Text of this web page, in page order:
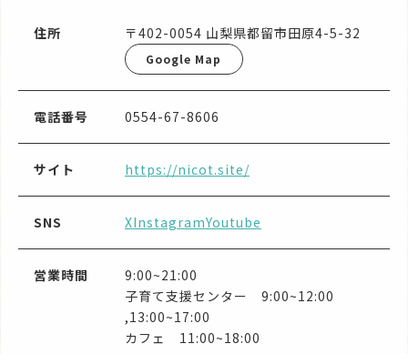
住所 〒402-0054 山梨県都留市田原4-5-32
Google Map
電話番号 0554-67-8606
サイト https://nicot.site/
SNS XInstagramYoutube
営業時間
9:00~21:00
子育て支援センター 9:00~12:00
,13:00~17:00
カフェ 11:00~18:00